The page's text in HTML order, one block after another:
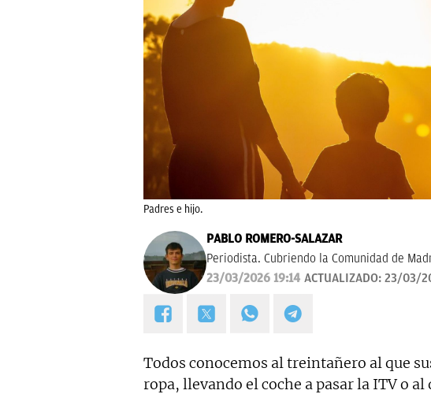
Padres e hijo.
PABLO ROMERO-SALAZAR
Periodista. Cubriendo la Comunidad de
23/03/2026 19:14 ACTUALIZADO: 23/03/
Todos conocemos al treintañero al que
ropa, llevando el coche a pasar la ITV o